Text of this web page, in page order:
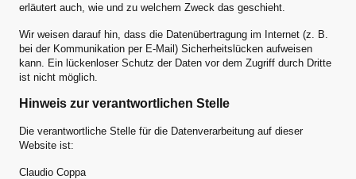
erläutert auch, wie und zu welchem Zweck das geschieht.
Wir weisen darauf hin, dass die Datenübertragung im Internet (z. B.
bei der Kommunikation per E-Mail) Sicherheitslücken aufweisen
kann. Ein lückenloser Schutz der Daten vor dem Zugriff durch Dritte
ist nicht möglich.
Hinweis zur verantwortlichen Stelle
Die verantwortliche Stelle für die Datenverarbeitung auf dieser
Website ist:
Claudio Coppa